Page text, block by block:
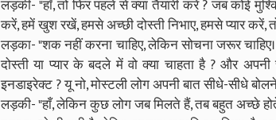
लड़की- "हाँ, तो फिर पहले से क्या तैयारी करें ? जब कोई
करें, हमें खुश रखें, हमसे अच्छी दोस्ती निभाए, हमसे प्यार करें,
लड़का- "शक नहीं करना चाहिए, लेकिन सोचना जरूर
दोस्ती या प्यार के बदले में वो क्या चाहता है ? और
इनडाइरेक्ट ? यू नो, मोस्टली लोग अपनी बात सीधे-सीधे
लड़की- "हाँ, लेकिन कुछ लोग जब मिलते हैं, तब बहुत अच्छे